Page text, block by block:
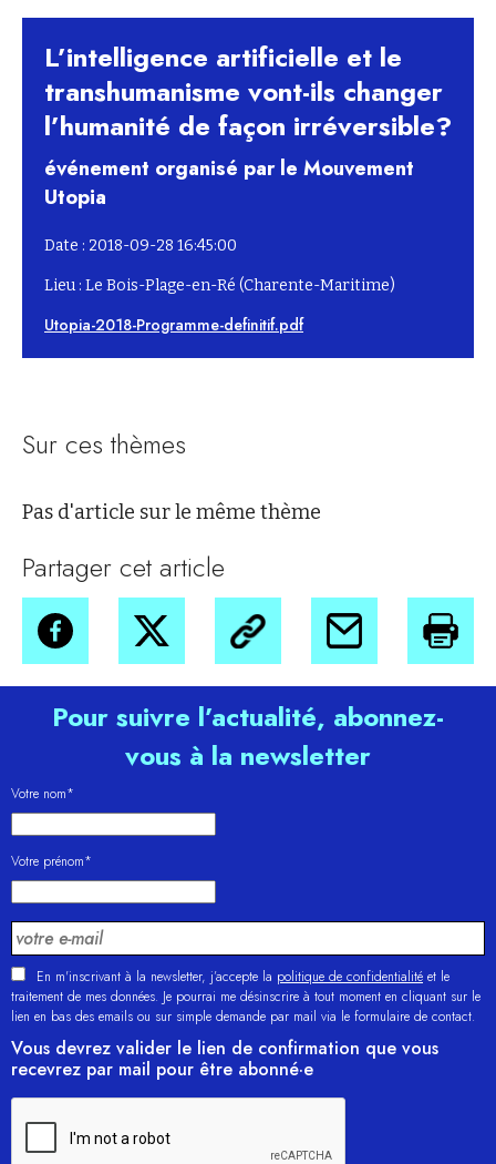
L’intelligence artificielle et le
transhumanisme vont-ils changer
l’humanité de façon irréversible?
événement organisé par le Mouvement
Utopia
Date : 2018-09-28 16:45:00
Lieu : Le Bois-Plage-en-Ré (Charente-Maritime)
Utopia-2018-Programme-definitif.pdf
Sur ces thèmes
Pas d'article sur le même thème
Partager cet article
Pour suivre l’actualité, abonnez-
vous à la newsletter
Votre nom*
Votre prénom*
En m'inscrivant à la newsletter, j’accepte la politique de confidentialité et le
traitement de mes données. Je pourrai me désinscrire à tout moment en cliquant sur le
lien en bas des emails ou sur simple demande par mail via le formulaire de contact.
Vous devrez valider le lien de confirmation que vous
recevrez par mail pour être abonné·e